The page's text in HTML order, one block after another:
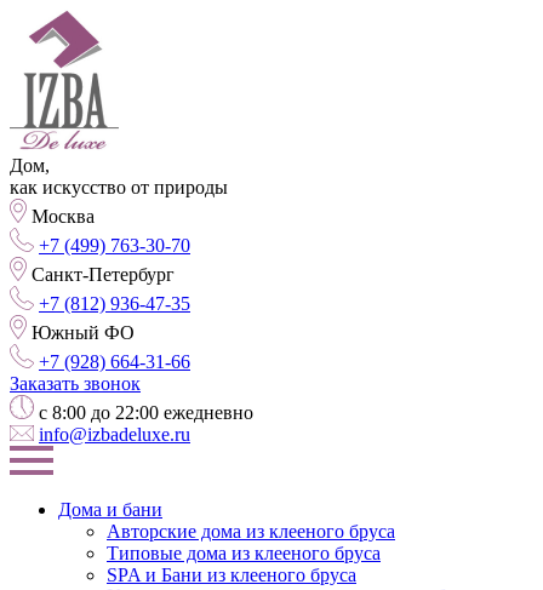
Дом,
как искусство от природы
Москва
+7 (499) 763-30-70
Санкт-Петербург
+7 (812) 936-47-35
Южный ФО
+7 (928) 664-31-66
Заказать звонок
с 8:00 до 22:00 ежедневно
info@izbadeluxe.ru
Дома и бани
Авторские дома из клееного бруса
Типовые дома из клееного бруса
SPA и Бани из клееного бруса